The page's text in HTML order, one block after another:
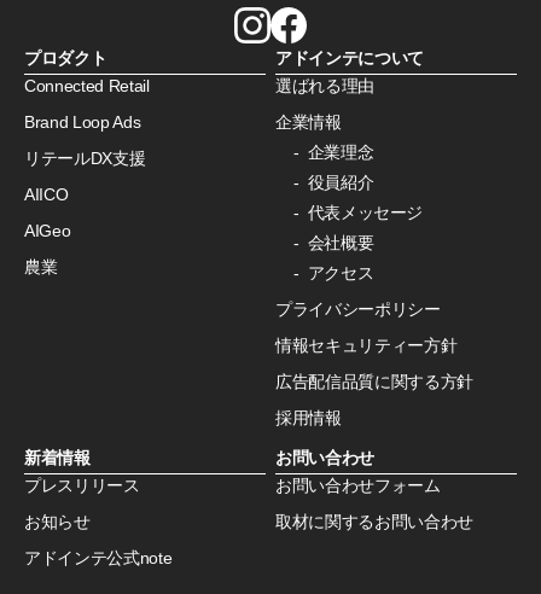
プロダクト
Connected Retail
Brand Loop Ads
リテールDX支援
AIICO
AIGeo
農業
アドインテについて
選ばれる理由
企業情報
企業理念
役員紹介
代表メッセージ
会社概要
アクセス
プライバシーポリシー
情報セキュリティー方針
広告配信品質に関する方針
採用情報
新着情報
プレスリリース
お知らせ
アドインテ公式note
お問い合わせ
お問い合わせフォーム
取材に関するお問い合わせ